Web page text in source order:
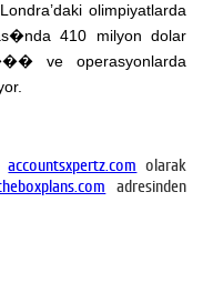
olimpiyatlarda
410 milyon dolar
ve operasyonlarda
accountsxpertz.com olarak
adresinden